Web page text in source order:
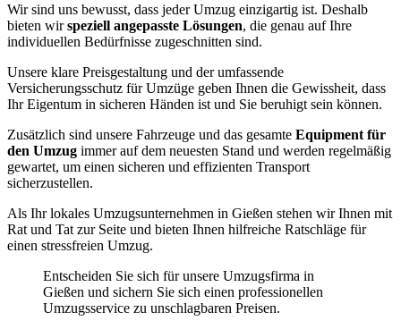
Wir sind uns bewusst, dass jeder Umzug einzigartig ist. Deshalb
bieten wirspeziell angepasste Lösungen, die genau auf Ihre
individuellen Bedürfnisse zugeschnitten sind.
Unsere klare Preisgestaltung und der umfassende
Versicherungsschutz für Umzüge geben Ihnen die Gewissheit, dass
Ihr Eigentum in sicheren Händen ist und Sie beruhigt sein können.
Zusätzlich sind unsere Fahrzeuge und das gesamte Equipment für
den Umzug immer auf dem neuesten Stand und werden regelmäßig
gewartet, um einen sicheren und effizienten Transport
sicherzustellen.
Als Ihr lokales Umzugsunternehmen in Gießen stehen wir Ihnen mit
Rat und Tat zur Seite und bieten Ihnen hilfreiche Ratschläge für
einen stressfreien Umzug.
Entscheiden Sie sich für unsere Umzugsfirma in
Gießen und sichern Sie sich einen professionellen
Umzugsservice zu unschlagbaren Preisen.